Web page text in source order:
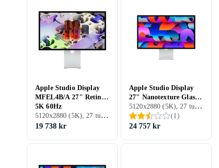
Apple Studio Display
MFEL4B/A 27" Retina
5K 60Hz
5120x2880 (5K), 27 tum, LED LCD, 60 Hz
19 738 kr
Apple Studio Display
27" Nanotexture Glass
Tilt and Height
Adjustable Stand
5120x2880 (5K), 27 tum, LCD, 60 Hz
(1)
24 757 kr